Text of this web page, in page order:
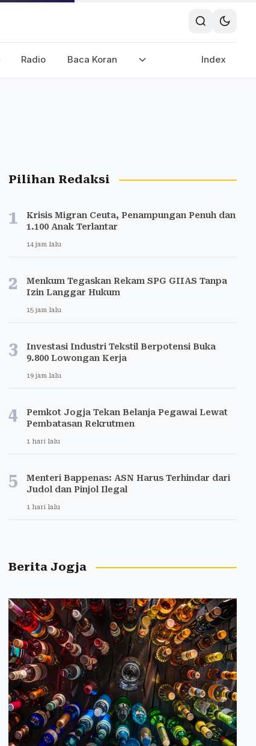
Radio Baca Koran Index
Pilihan Redaksi
1
Krisis Migran Ceuta, Penampungan Penuh dan
1.100 Anak Terlantar
14 jam lalu
2
Menkum Tegaskan Rekam SPG GIIAS Tanpa
Izin Langgar Hukum
15 jam lalu
3
Investasi Industri Tekstil Berpotensi Buka
9.800 Lowongan Kerja
19 jam lalu
4
Pemkot Jogja Tekan Belanja Pegawai Lewat
Pembatasan Rekrutmen
1 hari lalu
5
Menteri Bappenas: ASN Harus Terhindar dari
Judol dan Pinjol Ilegal
1 hari lalu
Berita Jogja